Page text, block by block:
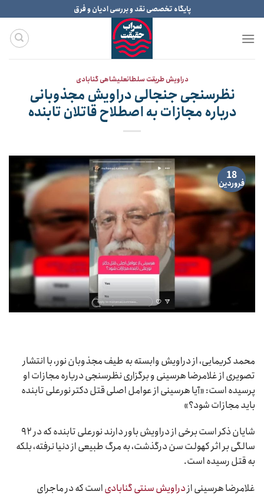
to
content
پایگاه تخصصی نقد و بررسی ادیان و فرق
دراویش طریقت سلطانعلیشاهی گنابادی
نظرسنجی جنجالی دراویش مجذوبانی
درباره مجازات به اصطلاح قاتلان تابنده
18
فروردین
محمد کریمایی، از دراویش وابسته به طیف مجذوبان نور، با انتشار
تصویری از غلامرضا هرسینی و برگزاری نظرسنجی درباره مجازات او
پرسیده است: «آیا هرسینی از عوامل اصلی قتل دکتر نورعلی تابنده
باید مجازات شود؟»
شایان ذکر است برخی از دراویش باور دارند نورعلی تابنده که در ۹۲
سالگی بر اثر کهولت سن درگذشت، به مرگ طبیعی از دنیا نرفته، بلکه
به قتل رسیده است.
غلامرضا هرسینی ازدراویش سنتی گنابادیاست که در ماجرای